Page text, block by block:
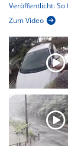
Veröffentlicht:
Zum Video